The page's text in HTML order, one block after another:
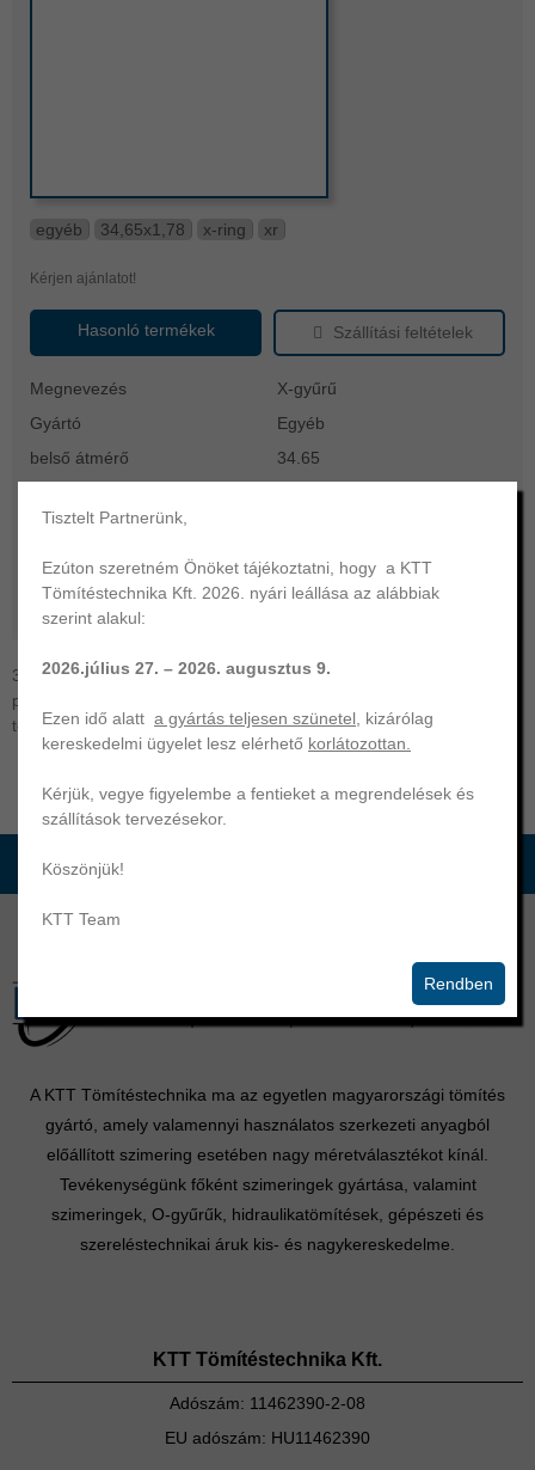
egyéb 34,65x1,78 x-ring xr
Kérjen ajánlatot!
Hasonló termékek Szállítási feltételek
Megnevezés
X-gyűrű
Gyártó
Egyéb
belső átmérő
34.65
keménység
70
működési hőtartomány
34,65x1,78 X-gyűrű | FKM-70. KTT Tömítéstechnika az Ön
professzionális partnere | O-gyűrű, szimering, hidraulika- és egyéb
tömítés gyártása és forgalmazása széles választékban.
A KTT Tömítéstechnika ma az egyetlen magyarországi tömítés
gyártó, amely valamennyi használatos szerkezeti anyagból
előállított szimering esetében nagy méretválasztékot kínál.
Tevékenységünk főként szimeringek gyártása, valamint
szimeringek, O-gyűrűk, hidraulikatömítések, gépészeti és
szereléstechnikai áruk kis- és nagykereskedelme.
KTT Tömítéstechnika Kft.
Adószám: 11462390-2-08
EU adószám: HU11462390
Tisztelt Partnerünk,
Ezúton szeretném Önöket tájékoztatni, hogy a KTT
Tömítéstechnika Kft. 2026. nyári leállása az alábbiak
szerint alakul:
2026.július 27. – 2026. augusztus 9.
Ezen idő alatt a gyártás teljesen szünetel , kizárólag
kereskedelmi ügyelet lesz elérhető korlátozottan.
Kérjük, vegye figyelembe a fentieket a megrendelések és
szállítások tervezésekor.
Köszönjük!
KTT Team
Rendben